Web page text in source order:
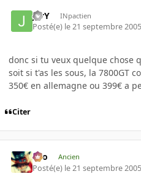
JerY INpactien
Posté(e) le 21 septembre
donc si tu veux quelque chose
soit si t'as les sous, la 7800GT
350€ en allemagne ou 399€ a
Citer
eYo Ancien
Posté(e) le 21 septembre